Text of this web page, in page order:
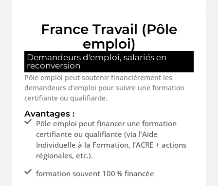
France Travail (Pôle
emploi)
Demandeurs d'emploi, salariés en
reconversion
Pôle emploi peut soutenir financièrement les
demandeurs d’emploi pour suivre une formation
certifiante ou qualifiante.
Avantages :
Pôle emploi peut financer une formation
certifiante ou qualifiante (via l’Aide
Individuelle à la Formation, l’ACRE + actions
régionales, etc.).
formation souvent 100 % financée